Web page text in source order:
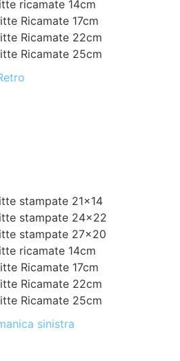
ricamate 14cm
Ricamate 17cm
Ricamate 22cm
Ricamate 25cm
stampate 21×14
stampate 24×22
stampate 27×20
ricamate 14cm
Ricamate 17cm
Ricamate 22cm
Ricamate 25cm
sinistra